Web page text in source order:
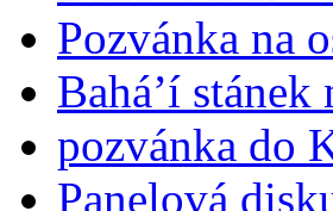
Pozvánka na
Bahá’í
pozvánka do
Panelová